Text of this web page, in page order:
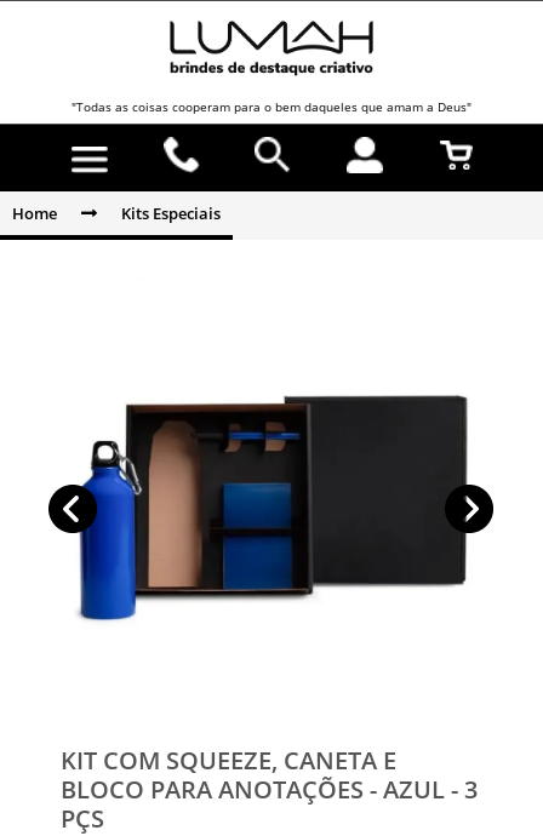
"Todas as coisas cooperam para o bem daqueles que amam a Deus"
Home Kits Especiais
KIT COM SQUEEZE, CANETA E
BLOCO PARA ANOTAÇÕES - AZUL - 3
PÇS